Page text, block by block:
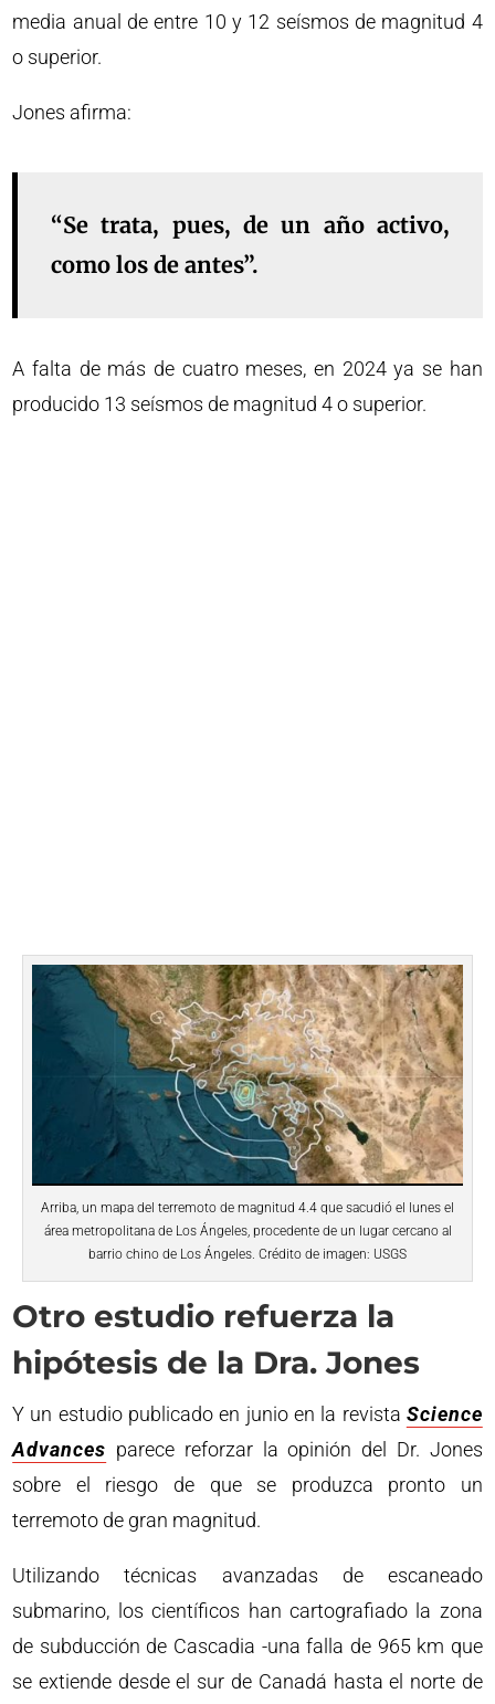
media anual de entre 10 y 12 seísmos de magnitud 4
o superior.
Jones afirma:
“Se trata, pues, de un año activo,
como los de antes”.
A falta de más de cuatro meses, en 2024 ya se han
producido 13 seísmos de magnitud 4 o superior.
Arriba, un mapa del terremoto de magnitud 4.4 que sacudió el lunes el
área metropolitana de Los Ángeles, procedente de un lugar cercano al
barrio chino de Los Ángeles. Crédito de imagen: USGS
Otro estudio refuerza la
hipótesis de la Dra. Jones
Y un estudio publicado en junio en la revista Science
Advances parece reforzar la opinión del Dr. Jones
sobre el riesgo de que se produzca pronto un
terremoto de gran magnitud.
Utilizando técnicas avanzadas de escaneado
submarino, los científicos han cartografiado la zona
de subducción de Cascadia -una falla de 965 km que
se extiende desde el sur de Canadá hasta el norte de